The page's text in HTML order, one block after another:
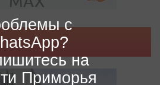
с
на
Приморья